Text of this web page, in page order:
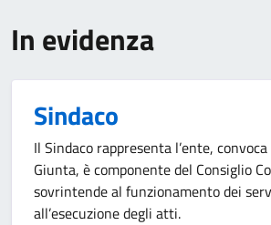
In evidenza
Sindaco
Il Sindaco rappresenta l’ente,
Giunta, è componente del Consiglio
sovrintende al funzionamento dei
all’esecuzione degli atti.